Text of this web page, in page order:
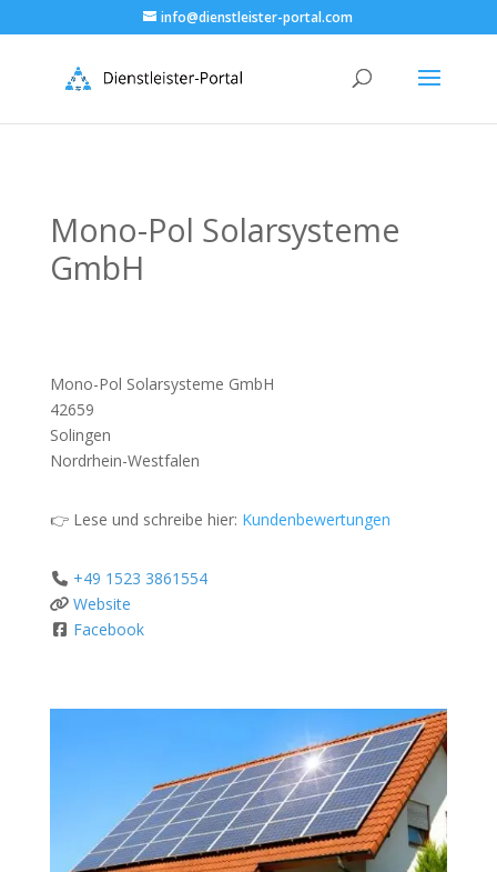
info@dienstleister-portal.com
Mono-Pol Solarsysteme
GmbH
Mono-Pol Solarsysteme GmbH
42659
Solingen
Nordrhein-Westfalen
👉 Lese und schreibe hier: Kundenbewertungen
+49 1523 3861554
Website
Facebook